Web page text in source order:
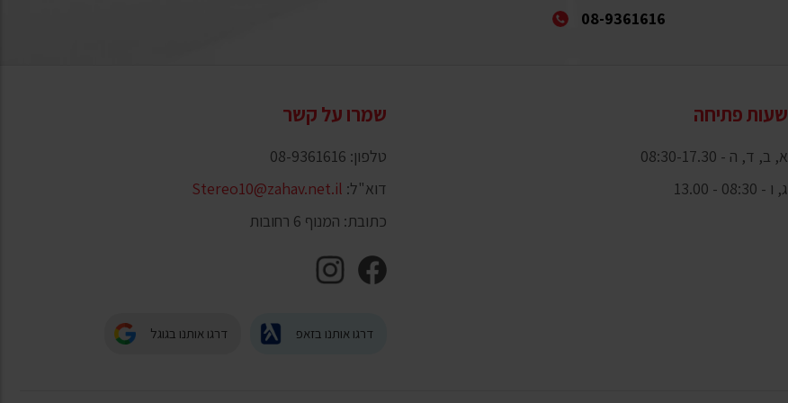
08-9361616
שעות פתיחה
א, ב, ד, ה - 08:30-17.30
ג, ו - 08:30 - 13.00
שמרו על קשר
טלפון: 08-9361616
דוא"ל: Stereo10@zahav.net.il
כתובת: המנוף 6 רחובות
דרגו אותנו בזאפ דרגו אותנו בגוגל